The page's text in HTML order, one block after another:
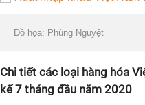
Đồ họa: Phùng Nguyệt
Chi tiết các loại hàng hóa
kế 7 tháng đầu năm 2020